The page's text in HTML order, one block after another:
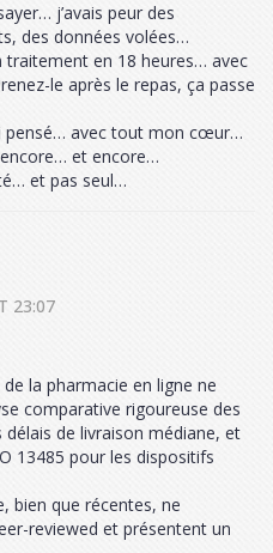
j’avais peur des
des données volées…
traitement en 18 heures… avec
le après le repas, ça passe
pensé… avec tout mon cœur…
et encore…
et pas seul…
23:07
la pharmacie en ligne ne
comparative rigoureuse des
de livraison médiane, et
13485 pour les dispositifs
bien que récentes, ne
reviewed et présentent un